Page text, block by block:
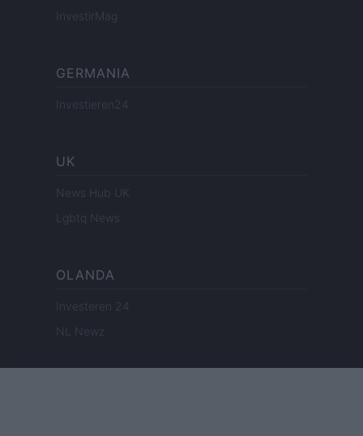
InvestirMag
GERMANIA
Investieren24
UK
News Hub UK
Lgbtq News
OLANDA
Investeren 24
NL Newz